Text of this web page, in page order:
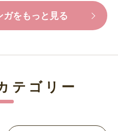
をもっと見る
テゴリー